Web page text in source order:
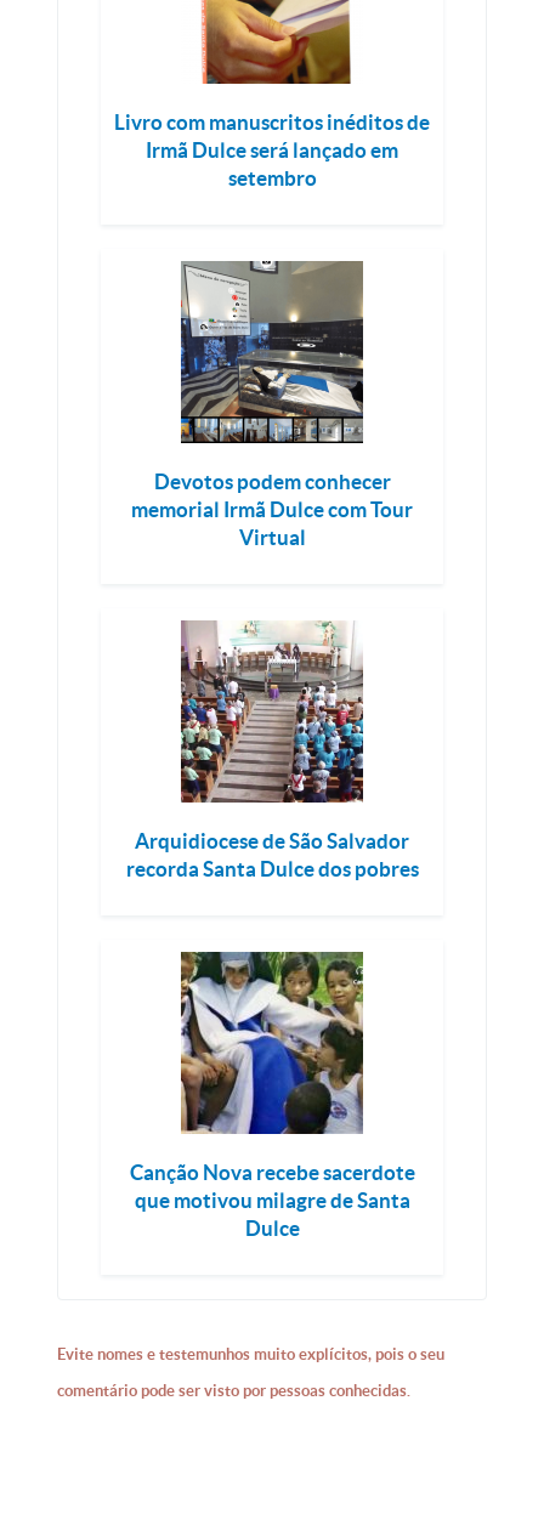
Livro com manuscritos inéditos de
Irmã Dulce será lançado em
setembro
Devotos podem conhecer
memorial Irmã Dulce com Tour
Virtual
Arquidiocese de São Salvador
recorda Santa Dulce dos pobres
Canção Nova recebe sacerdote
que motivou milagre de Santa
Dulce
Evite nomes e testemunhos muito explícitos, pois o seu
comentário pode ser visto por pessoas conhecidas.